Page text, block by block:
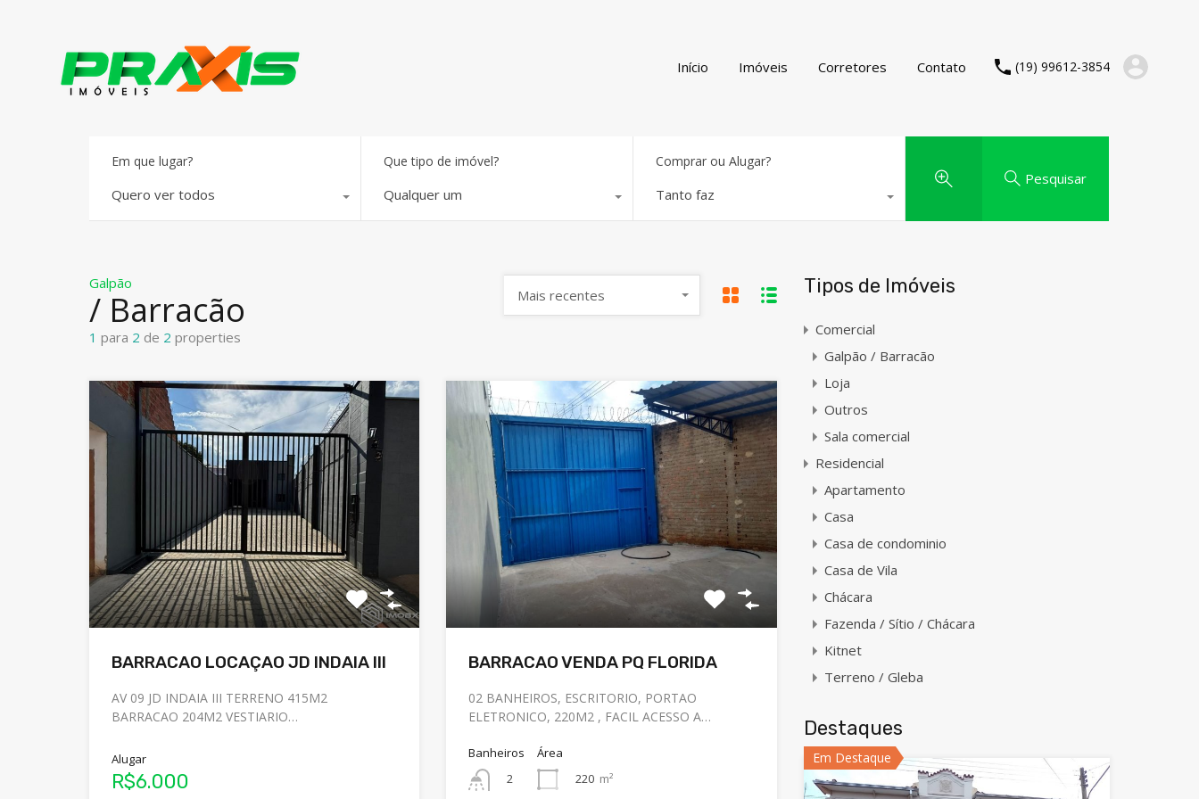
Início Imóveis Corretores Contato (19) 99612-3854
Em que lugar?
Quero ver todos
Que tipo de imóvel?
Qualquer um
Comprar ou Alugar?
Tanto faz
Pesquisar
Galpão
/ Barracão
1 para 2 de 2 properties
Mais recentes
BARRACAO LOCAÇAO JD INDAIA III
AV 09 JD INDAIA III TERRENO 415M2
BARRACAO 204M2 VESTIARIO…
Alugar
R$6.000
BARRACAO VENDA PQ FLORIDA
02 BANHEIROS, ESCRITORIO, PORTAO
ELETRONICO, 220M2 , FACIL ACESSO A…
Banheiros
2
Área
220 m²
Tipos de Imóveis
Comercial
Galpão / Barracão
Loja
Outros
Sala comercial
Residencial
Apartamento
Casa
Casa de condominio
Casa de Vila
Chácara
Fazenda / Sítio / Chácara
Kitnet
Terreno / Gleba
Destaques
Em Destaque